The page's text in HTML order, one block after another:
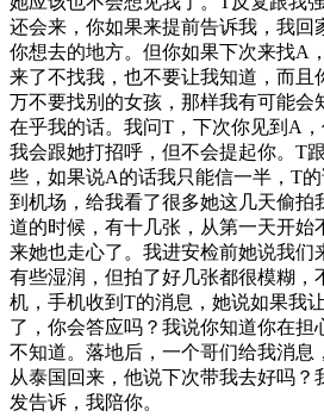
还会来，你如果来提前告诉我，我回
你想去的地方。但你如果下次来找A
来了不找我，也不要让我知道，而且
万不要找别的女孩，那样我有可能会
在乎我的话。我问T，下次你见到A
我会跟她打招呼，但不会提起你。T
些，如果说A的话我只能信一半，T
到机场，给我看了很多她这几天偷拍
道的时候，有十几张，从第一天开始
来她也走心了。我进安检前她说我们
有些湿润，但拍了好几张都很模糊，
机，手机收到T的消息，她说如果我
了，你会答应吗？我说你知道你在担
不知道。落地后，一个哥们给我消息
从泰国回来，他说下次带我去好吗？
发告诉，我陪你。